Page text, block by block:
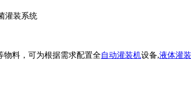
物料，可为根据需求配置全自动灌装机设备,液体灌